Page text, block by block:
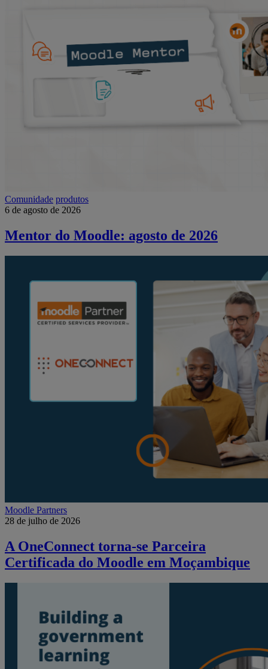
Comunidade produtos
6 de agosto de 2026
Mentor do Moodle: agosto de 2026
Moodle Partners
28 de julho de 2026
A OneConnect torna-se Parceira
Certificada do Moodle em Moçambique